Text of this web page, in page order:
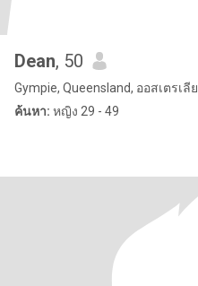
Dean, 50
Gympie, Queensland, ออสเตรเลีย
ค้นหา: หญิง 29 - 49